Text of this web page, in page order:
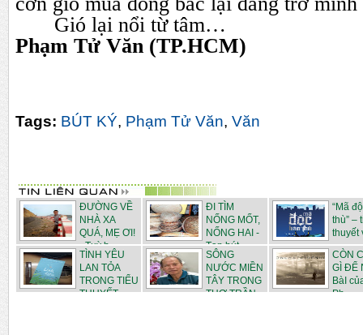
Gió lại nổi từ tâm…
Phạm Tử Văn (TP.HCM)
Tags: BÚT KÝ, Phạm Tử Văn, Văn
ĐƯỜNG VỀ
NHÀ XA
QUÁ, MẸ ƠI!
- Tuỳ b...
ĐI TÌM
NỐNG MỐT,
NỐNG HAI -
Tạp bút...
“Mã
thù” –
thuyết
TÌNH YÊU
LAN TỎA
TRONG TIỂU
THUYẾT ...
SÔNG
NƯỚC MIỀN
TÂY TRONG
THƠ TRẦN
CÒN
GÌ ĐỂ
BàI
Ph...